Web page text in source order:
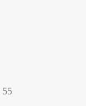
55